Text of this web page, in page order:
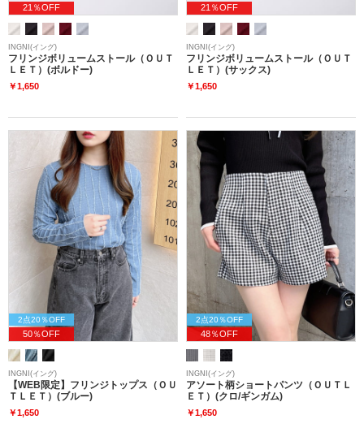
21％OFF
INGNI(イング)
フリンジボリュームストール（ＯＵＴ
ＬＥＴ）(ボルドー)
￥1,650
21％OFF
INGNI(イング)
フリンジボリュームストール（ＯＵＴ
ＬＥＴ）(サックス)
￥1,650
2点20％OFF
50％OFF
INGNI(イング)
【WEB限定】フリンジトップス（ＯＵ
ＴＬＥＴ）(ブルー)
￥1,650
2点20％OFF
48％OFF
INGNI(イング)
アソート柄ショートパンツ（ＯＵＴＬ
ＥＴ）(クロ/ギンガム)
￥1,650